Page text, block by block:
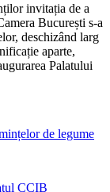
invitația de a
București s-a
deschizând larg
aparte,
Palatului
de legume
CCIB